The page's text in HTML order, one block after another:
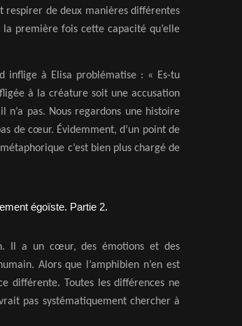
respirer de deux manières différentes
première fois cette capacité qu’elle
inflige à Elisa problématise : « Es-tu
à la créature soit une accusation
pas. Nous regardons une histoire
de cœur. Évidemment, d’un point de
c’est bien plus chargé de
Il a un cœur, des émotions et des
Alors que l’amphibien n’en est
différente. Toutes les différences ne
pas systématiquement chercher à